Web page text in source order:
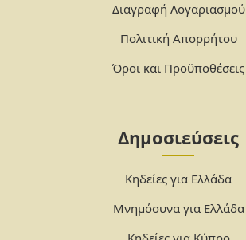
Διαγραφή Λογαριασμού
Πολιτική Απορρήτου
Όροι και Προϋποθέσεις
Δημοσιεύσεις
Κηδείες για Ελλάδα
Μνημόσυνα για Ελλάδα